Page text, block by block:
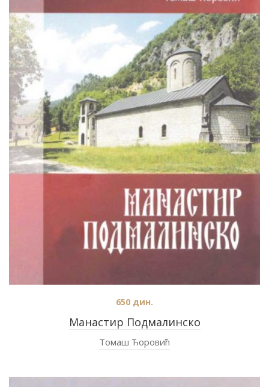
Манастир Подмалинско
650 дин.
Томаш Ћоровић